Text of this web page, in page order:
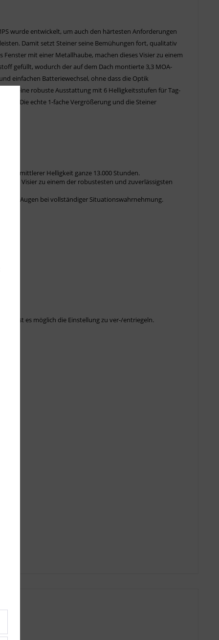
wurde entwickelt, um auch den härtesten Anforderungen
Damit setzt Steiner seine Bemühungen fort, qualitativ
mit einer Metallhaube, machen dieses Visier zu einem
gefüllt, wodurch der auf dem Dach montierte 3,3 MOA-
einfachen Batteriewechsel, ohne dass die Optik
eine robuste Ausstattung mit 6 Helligkeitsstufen für Tag-
Die echte 1-fache Vergrößerung und die Steiner
bei mittlerer Helligkeit ganze 13.000 Stunden.
Visier zu einem der robustesten und zuverlässigsten
Augen bei vollständiger Situationswahrnehmung.
ist es möglich die Einstellung zu ver-/entriegeln.